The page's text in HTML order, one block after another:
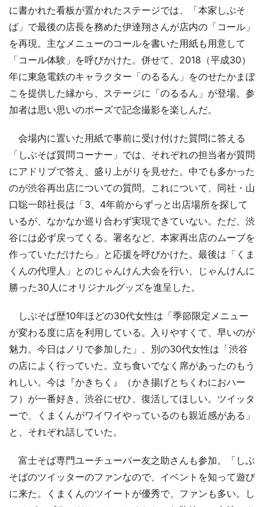
に書かれた看板が置かれたステージでは、「本家しぶそ
ば」で最後の店長を務めた伊達翔さんが店内の「コール」
を再現。主なメニューのコールを書いた用紙も用意して
「コール体験」を呼びかけた。併せて、2018（平成30）
年に東急電鉄のキャラクター「のるるん」をのせたかまぼ
こを提供した縁から、ステージに「のるるん」が登場。参
加者は思い思いのポーズで記念撮影を楽しんだ。
会場内に置いた用紙で事前に受け付けた質問に答える
「しぶそば質問コーナー」では、それぞれの担当者が質問
にアドリブで答え、盛り上がりを見せた。中でも多かった
のが渋谷再出店についての質問。これについて、同社・山
口聡一郎社長は「3、4年前からずっと出店場所を探して
いるが、なかなか巡り合わず実現できていない。ただ、渋
谷には必ず戻ってくる。署名など、本家再出店のムーブを
作っていただけたら」と応援を呼びかけた。最後は「くま
くんの代理人」とのじゃんけん大会を行い、じゃんけんに
勝った30人にオリジナルグッズを進呈した。
しぶそば歴10年ほどの30代女性は「季節限定メニュー
が変わる度に店を利用している。入りやすくて、早いのが
魅力。今日はノリで参加した」、別の30代女性は「渋谷
の店によく行っていた。立ち食いでなく席があったのもう
れしい。今は『かきちく』（かき揚げとちくわにおハー
フ）が一番好き。渋谷にぜひ、復活してほしい。ツイッタ
ーで、くまくんがワイワイやっているのも親近感がある」
と、それぞれ話していた。
富士そば専門ユーチューバー友之助さんも参加。「しぶ
そばのツイッターのファンなので、イベントを知って遊び
に来た。くまくんのツイートが優秀で、ファンも多い。し